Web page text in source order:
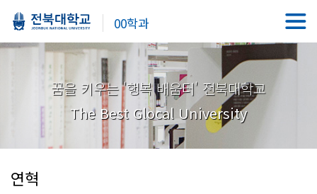
00학과
꿈을 키우는 '행복 배움터' 전북대학교
The Best Glocal University
연혁